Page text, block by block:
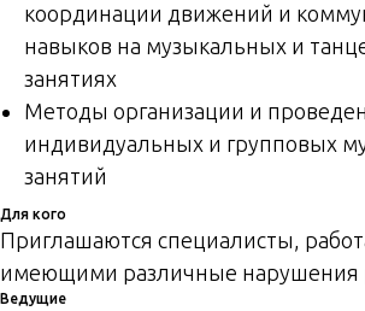
координации движений и
навыков на музыкальных и
занятиях
Методы организации и
индивидуальных и групповых
занятий
Для кого
Приглашаются специалисты,
имеющими различные нарушения
Ведущие